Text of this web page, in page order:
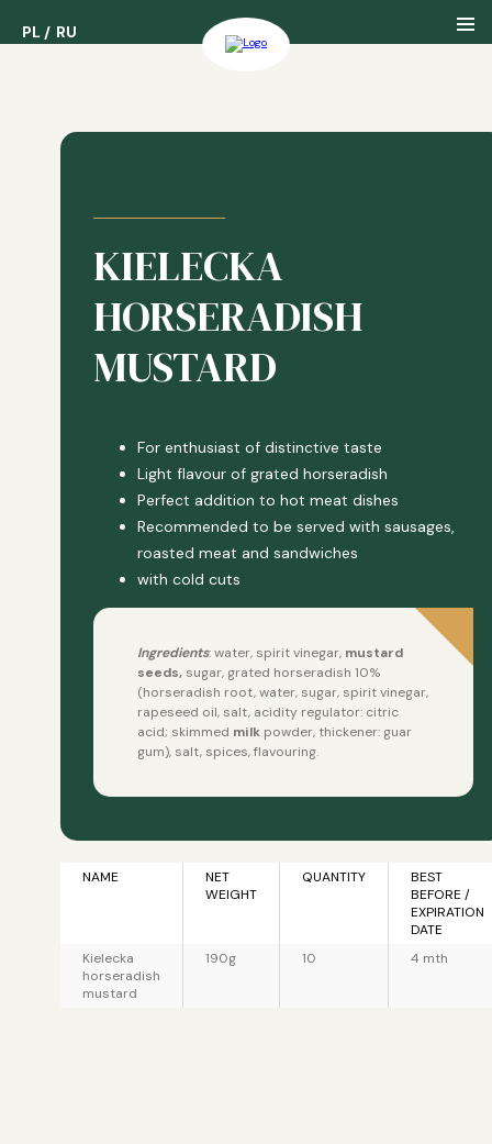
PL RU
PL RU
Our History
Our Awards
KIELECKA
HORSERADISH
MUSTARD
For enthusiast of distinctive taste
Light flavour of grated horseradish
Perfect addition to hot meat dishes
Recommended to be served with sausages,
roasted meat and sandwiches
with cold cuts
Ingredients: water, spirit vinegar, mustard
seeds, sugar, grated horseradish 10%
(horseradish root, water, sugar, spirit vinegar,
rapeseed oil, salt, acidity regulator: citric
acid; skimmed milk powder, thickener: guar
gum), salt, spices, flavouring.
NAME
NET
WEIGHT
QUANTITY
BEST
BEFORE /
EXPIRATION
DATE
Kielecka
horseradish
mustard
190g 10 4 mth